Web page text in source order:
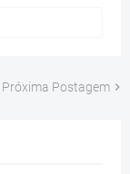
Próxima Postagem